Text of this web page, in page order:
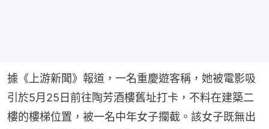
據《上游新聞》報道，一名重慶遊客稱，她被電影吸
引於5月25日前往陶芳酒樓舊址打卡，不料在建築二
樓的樓梯位置，被一名中年女子攔截。該女子既無出